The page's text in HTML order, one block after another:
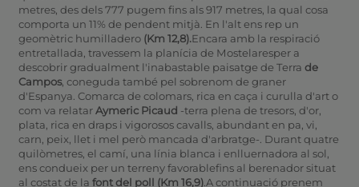
metres, des dels 777 pugem fins als 917 metres, la qual cosa
comporta un 11% de pendent mitjà. En l'alt ens rep un
geomètric humilladero (Km 12,8).Encara amb la respiració
entretallada, travessem la planícia de Mostelaresper a
descobrir gradualment l'inabastable paisatge de Terra de
Campos, coneguda també pel sobrenom de graner
d'Espanya. Comarca de colomars, rica en caça i curulla d'art o
com va relatarAymeric Picaud -terra plena de tresors, d'or,
plata, rica en draps i vigorosos cavalls, abundant en pa, vi,
carn, peix, llet i mel però mancada d'arbratge-. Durant quatre
quilòmetres, el camí, una línia blanca i enlluernadora al sol,
ens condueix per un terreny favorablefins al berenador situat
al costat de la font del poll (Km 16,9).A continuació prenem